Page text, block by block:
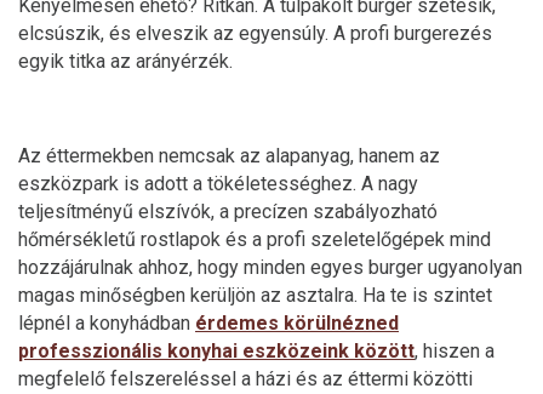
Kényelmesen ehető? Ritkán. A túlpakolt burger szétesik,
elcsúszik, és elveszik az egyensúly. A profi burgerezés
egyik titka az arányérzék.
Az éttermekben nemcsak az alapanyag, hanem az
eszközpark is adott a tökéletességhez. A nagy
teljesítményű elszívók, a precízen szabályozható
hőmérsékletű rostlapok és a profi szeletelőgépek mind
hozzájárulnak ahhoz, hogy minden egyes burger ugyanolyan
magas minőségben kerüljön az asztalra. Ha te is szintet
lépnél a konyhádban érdemes körülnézned
professzionális konyhai eszközeink között, hiszen a
megfelelő felszereléssel a házi és az éttermi közötti